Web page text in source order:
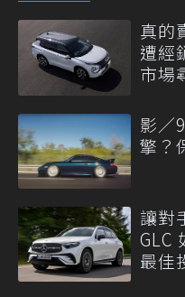
真的
遭經
市場
影／
擎？
讓對
GLC
最佳